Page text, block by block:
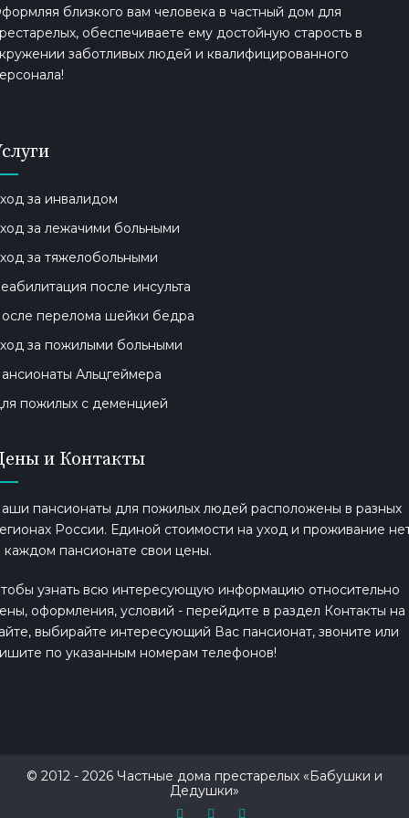
близкого вам человека в частный дом для
обеспечиваете ему достойную старость в
заботливых людей и квалифицированного
за инвалидом
за лежачими больными
за тяжелобольными
после инсульта
перелома шейки бедра
за пожилыми больными
Альцгеймера
пожилых с деменцией
и Контакты
пансионаты для пожилых людей расположены в разных
России. Единой стоимости на уход и проживание
каждом пансионате свои цены.
узнать всю интересующую информацию относительно
оформления, условий - перейдите в раздел Контакты на
выбирайте интересующий Вас пансионат, звоните или
по указанным номерам телефонов!
© 2012 - 2026 Частные дома престарелых «Бабушки и
Дедушки»